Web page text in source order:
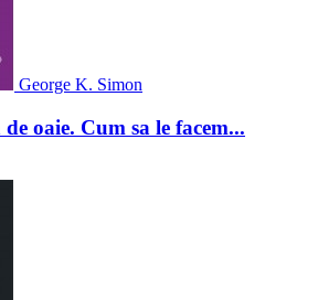
George K. Simon
oaie. Cum sa le facem...